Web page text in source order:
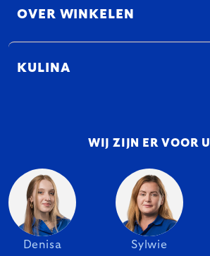
OVER WINKELEN
KULINA
WIJ ZIJN ER VOOR U
Denisa Sylwie